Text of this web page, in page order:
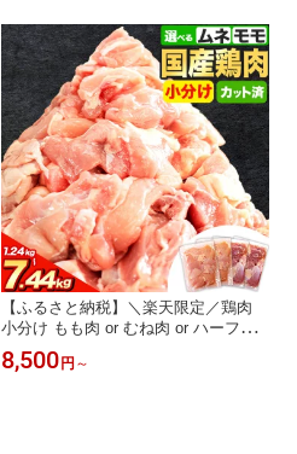
答 ギフト《30日以内に出荷予定(土日
祝除く)》
【ふるさと納税】＼楽天限定／鶏肉
小分け もも肉 or むね肉 or ハーフセ
ット 選べる カット 若鶏1.24kg〜7.44
kg《出荷時期をお選びください》定期
8,500 円 ～